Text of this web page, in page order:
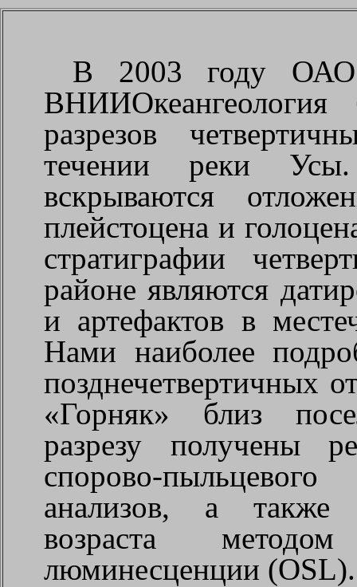
В 2003 году ОАО
ВНИИОкеангеология
разрезов
течении реки
вскрываются
плейстоцена и
стратиграфии
районе являются
и артефактов в
Нами наиболее
позднечетвертичных
«Горняк» близ
разрезу получены
спорово-
анализов, а также
возраста методом
люминесценции (OSL).